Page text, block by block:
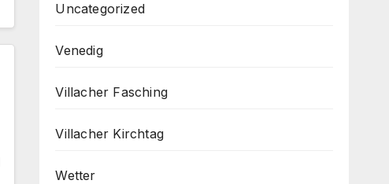
Uncategorized
Venedig
Villacher Fasching
Villacher Kirchtag
Wetter